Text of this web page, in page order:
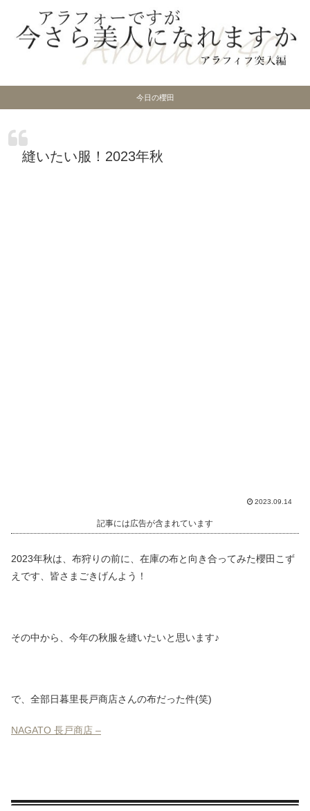
今日の櫻田
縫いたい服！2023年秋
2023.09.14
記事には広告が含まれています
2023年秋は、布狩りの前に、在庫の布と向き合ってみた櫻田こず
えです、皆さまごきげんよう！
その中から、今年の秋服を縫いたいと思います♪
で、全部日暮里長戸商店さんの布だった件(笑)
NAGATO 長戸商店 –